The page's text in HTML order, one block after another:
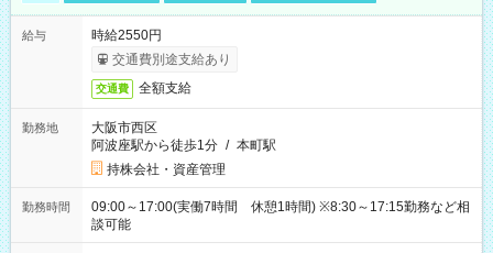
給与
時給2550円
交通費別途支給あり
交通費 全額支給
勤務地
大阪市西区
阿波座駅から徒歩1分 / 本町駅
持株会社・資産管理
勤務時間
09:00～17:00(実働7時間 休憩1時間) ※8:30～17:15勤務など相
談可能